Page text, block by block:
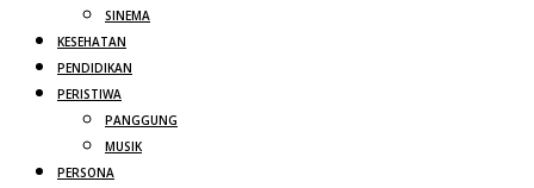
SINEMA
KESEHATAN
PENDIDIKAN
PERISTIWA
PANGGUNG
MUSIK
PERSONA